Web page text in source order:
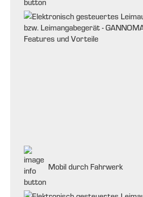
Mobil durch Fahrwerk